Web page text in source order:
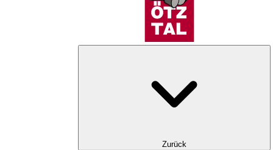
Zurück